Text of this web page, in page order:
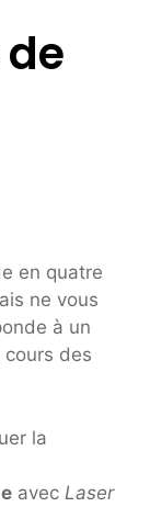
en quatre
ne vous
à un
des
la
avec Laser